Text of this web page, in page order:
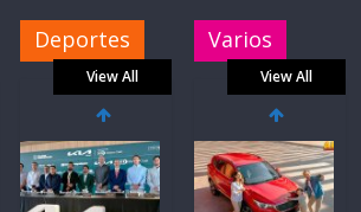
Deportes
View All
Varios
View All